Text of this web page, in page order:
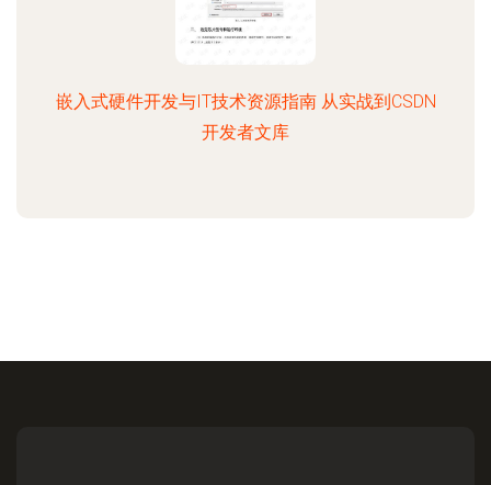
嵌入式硬件开发与IT技术资源指南 从实战到CSDN
开发者文库